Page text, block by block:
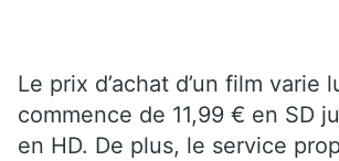
Le prix d’achat d’un film varie
commence de 11,99 € en SD
en HD. De plus, le service